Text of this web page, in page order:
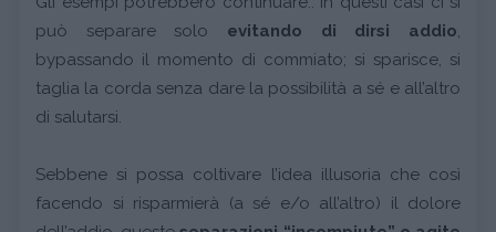
può separare solo evitando di dirsi addio,
bypassando il momento di commiato; si sparisce, si
taglia la corda senza dare la possibilità a sé e all’altro
di salutarsi.
Sebbene si possa coltivare l’idea illusoria che così
facendo si risparmierà (a sé e/o all’altro) il dolore